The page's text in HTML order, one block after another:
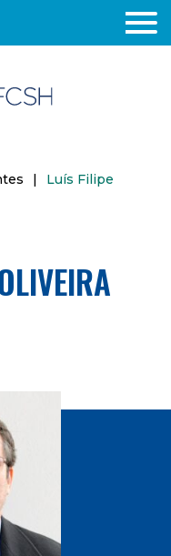
|
Luís Filipe